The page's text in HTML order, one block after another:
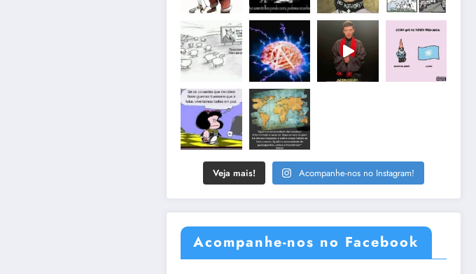
Veja mais! Acompanhe-nos no Instagram!
Acompanhe-nos no Facebook